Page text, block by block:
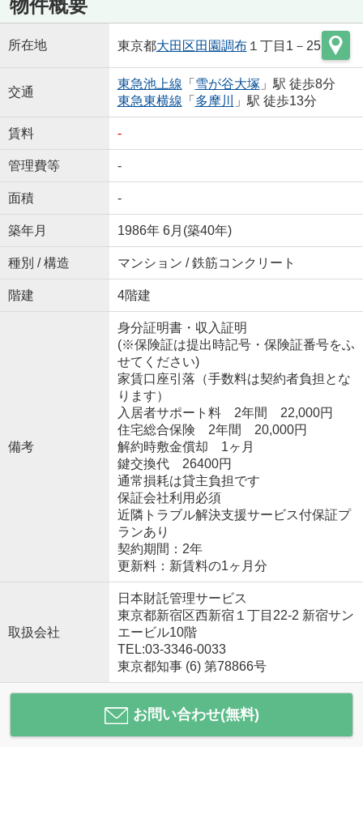
物件概要
所在地 東京都大田区田園調布１丁目1－25
交通
東急池上線 「 雪が谷大塚 」駅 徒歩8分
東急東横線 「 多摩川 」駅 徒歩13分
賃料 -
管理費等 -
面積 -
築年月 1986年 6月(築40年)
種別 / 構造 マンション / 鉄筋コンクリート
階建 4階建
備考
身分証明書・収入証明
(※保険証は提出時記号・保険証番号をふ
せてください)
家賃口座引落（手数料は契約者負担とな
ります）
入居者サポート料 2年間 22,000円
住宅総合保険 2年間 20,000円
解約時敷金償却 1ヶ月
鍵交換代 26400円
通常損耗は貸主負担です
保証会社利用必須
近隣トラブル解決支援サービス付保証プ
ランあり
契約期間：2年
更新料：新賃料の1ヶ月分
取扱会社
日本財託管理サービス
東京都新宿区西新宿１丁目22-2 新宿サン
エービル10階
TEL:03-3346-0033
東京都知事 (6) 第78866号
お問い合わせ(無料)